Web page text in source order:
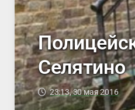
Селятино
23:13, 30 мая 2016